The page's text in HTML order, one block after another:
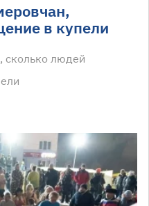
в купели
сколько людей